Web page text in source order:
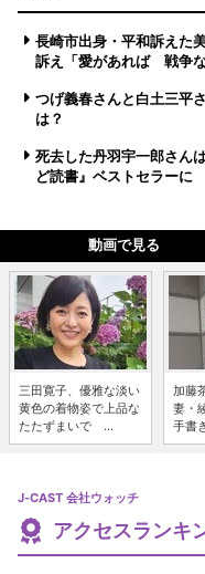
長崎市出身・平和訴えた
訴え「愛があれば 戦争な
つげ義春さんと白土三平
は？
死去した丹羽宇一郎さん
ど読書』ベストセラーに
動画で見る
三田寛子、優雅な淡い
黄色の着物姿で上品な
たたずまいで ...
加藤
妻・
手書
J-CAST 会社ウォッチ
アクセスランキ